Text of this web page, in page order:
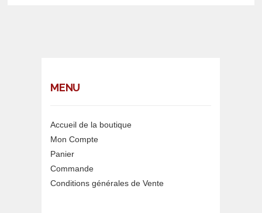
MENU
Accueil de la boutique
Mon Compte
Panier
Commande
Conditions générales de Vente